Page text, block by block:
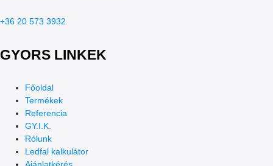
+36 20 573 3932
GYORS LINKEK
Főoldal
Termékek
Referencia
GY.I.K.
Rólunk
Ledfal kalkulátor